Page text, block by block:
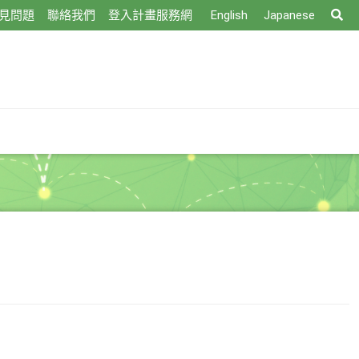
問題 聯絡我們 登入計畫服務網 English Japanese
尋